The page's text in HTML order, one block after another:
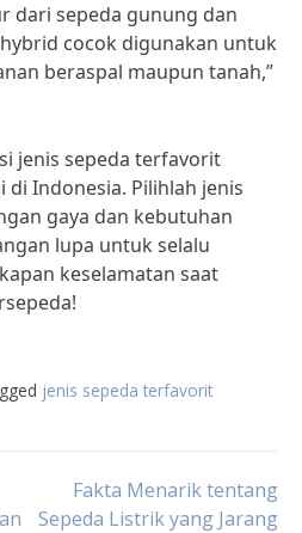
dari sepeda gunung dan
cocok digunakan untuk
beraspal maupun tanah,”
jenis sepeda terfavorit
Indonesia. Pilihlah jenis
gaya dan kebutuhan
lupa untuk selalu
keselamatan saat
jenis sepeda terfavorit
Fakta Menarik tentang
Sepeda Listrik yang Jarang